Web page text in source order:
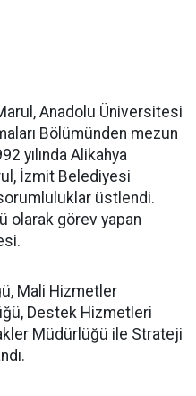
Anadolu Üniversitesi
Bölümünden mezun
yılında Alikahya
İzmit Belediyesi
üstlendi.
olarak görev yapan
Mali Hizmetler
Destek Hizmetleri
Müdürlüğü ile Strateji